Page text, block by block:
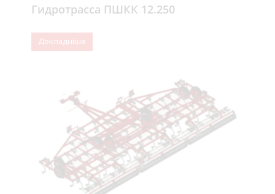
Гидротрасса ПШКК 12.250
Докладніше